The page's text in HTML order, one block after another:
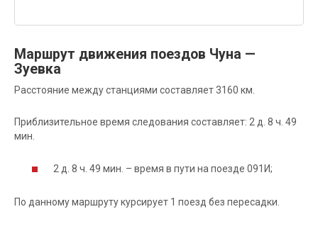
Маршрут движения поездов Чуна —
Зуевка
Расстояние между станциями составляет 3160 км.
Приблизительное время следования составляет: 2 д. 8 ч. 49
мин.
2 д. 8 ч. 49 мин. – время в пути на поезде 091И;
По данному маршруту курсирует 1 поезд без пересадки.